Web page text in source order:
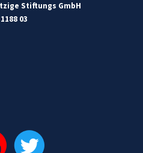
Stiftungs GmbH
03